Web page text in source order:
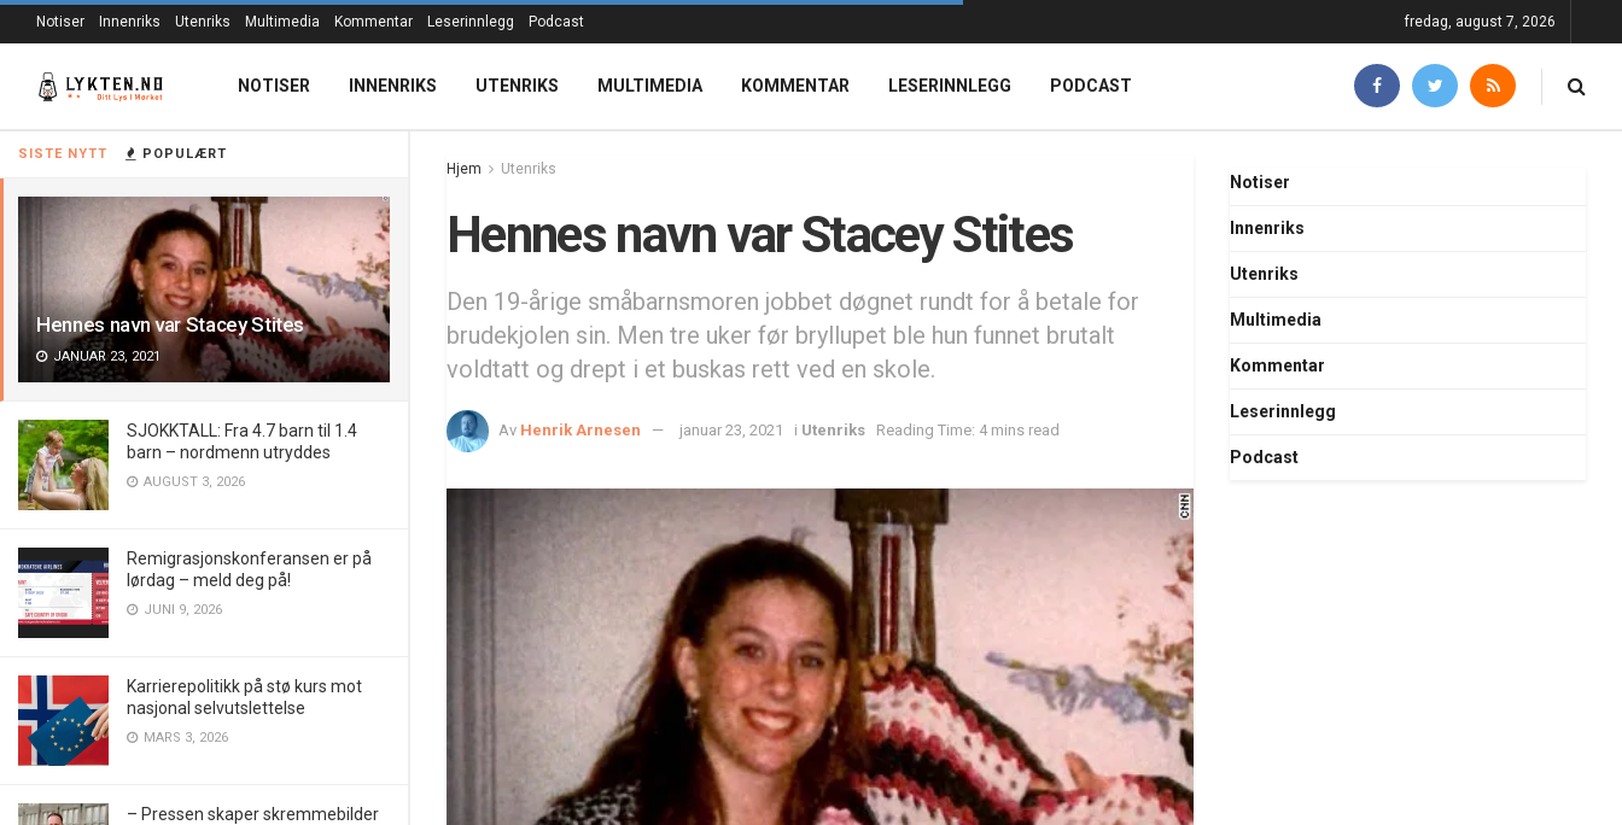
SISTE NYTT POPULÆRT
Hennes navn var Stacey Stites
JANUAR 23, 2021
SJOKKTALL: Fra 4.7 barn til 1.4
barn – nordmenn utryddes
AUGUST 3, 2026
Remigrasjonskonferansen er på
lørdag – meld deg på!
JUNI 9, 2026
Karrierepolitikk på stø kurs mot
nasjonal selvutslettelse
MARS 3, 2026
– Pressen skaper skremmebilder
Notiser Innenriks Utenriks Multimedia Kommentar Leserinnlegg Podcast fredag, august 7, 2026
NOTISER INNENRIKS UTENRIKS MULTIMEDIA KOMMENTAR LESERINNLEGG PODCAST
Hjem Utenriks
Hennes navn var Stacey Stites
Den 19-årige småbarnsmoren jobbet døgnet rundt for å betale for
brudekjolen sin. Men tre uker før bryllupet ble hun funnet brutalt
voldtatt og drept i et buskas rett ved en skole.
Av Henrik Arnesen januar 23, 2021 i Utenriks Reading Time: 4 mins read
Notiser
Innenriks
Utenriks
Multimedia
Kommentar
Leserinnlegg
Podcast